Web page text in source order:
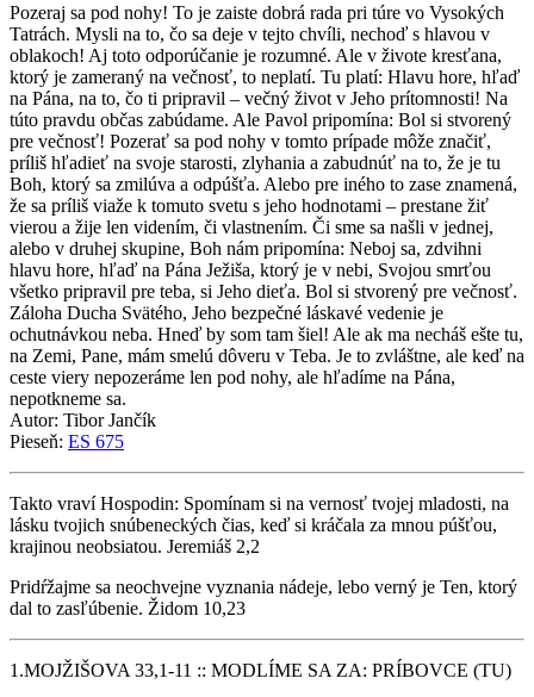
Pozeraj sa pod nohy! To je zaiste dobrá rada pri túre vo Vysokých
Tatrách. Mysli na to, čo sa deje v tejto chvíli, nechoď s hlavou v
oblakoch! Aj toto odporúčanie je rozumné. Ale v živote kresťana,
ktorý je zameraný na večnosť, to neplatí. Tu platí: Hlavu hore, hľaď
na Pána, na to, čo ti pripravil – večný život v Jeho prítomnosti! Na
túto pravdu občas zabúdame. Ale Pavol pripomína: Bol si stvorený
pre večnosť! Pozerať sa pod nohy v tomto prípade môže značiť,
príliš hľadieť na svoje starosti, zlyhania a zabudnúť na to, že je tu
Boh, ktorý sa zmilúva a odpúšťa. Alebo pre iného to zase znamená,
že sa príliš viaže k tomuto svetu s jeho hodnotami – prestane žiť
vierou a žije len videním, či vlastnením. Či sme sa našli v jednej,
alebo v druhej skupine, Boh nám pripomína: Neboj sa, zdvihni
hlavu hore, hľaď na Pána Ježiša, ktorý je v nebi, Svojou smrťou
všetko pripravil pre teba, si Jeho dieťa. Bol si stvorený pre večnosť.
Záloha Ducha Svätého, Jeho bezpečné láskavé vedenie je
ochutnávkou neba. Hneď by som tam šiel! Ale ak ma necháš ešte tu,
na Zemi, Pane, mám smelú dôveru v Teba. Je to zvláštne, ale keď na
ceste viery nepozeráme len pod nohy, ale hľadíme na Pána,
nepotkneme sa.
Autor: Tibor Jančík
Pieseň: ES 675
Takto vraví Hospodin: Spomínam si na vernosť tvojej mladosti, na
lásku tvojich snúbeneckých čias, keď si kráčala za mnou púšťou,
krajinou neobsiatou. Jeremiáš 2,2
Pridŕžajme sa neochvejne vyznania nádeje, lebo verný je Ten, ktorý
dal to zasľúbenie. Židom 10,23
1.MOJŽIŠOVA 33,1-11 :: MODLÍME SA ZA: PRÍBOVCE (TU)